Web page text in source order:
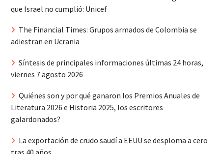
que Israel no cumplió: Unicef
The Financial Times: Grupos armados de Colombia se
adiestran en Ucrania
Síntesis de principales informaciones últimas 24 horas,
viernes 7 agosto 2026
Quiénes son y por qué ganaron los Premios Anuales de
Literatura 2026 e Historia 2025, los escritores
galardonados?
La exportación de crudo saudí a EEUU se desploma a cero
tras 40 años